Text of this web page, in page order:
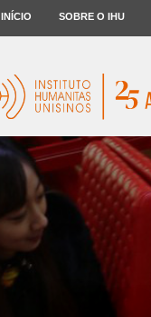
INÍCIO SOBRE O IHU